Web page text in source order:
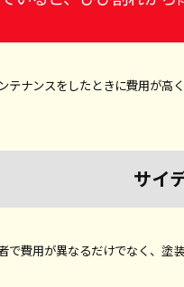
テナンスをしたときに費用が
サイ
で費用が異なるだけでなく、塗